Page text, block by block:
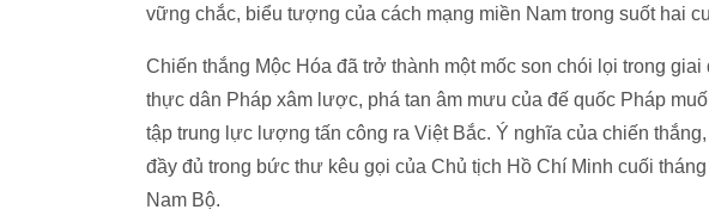
vững chắc, biểu tượng của cách mạng miền Nam trong suốt hai
Chiến thắng Mộc Hóa đã trở thành một mốc son chói lọi trong
thực dân Pháp xâm lược, phá tan âm mưu của đế quốc Pháp
tập trung lực lượng tấn công ra Việt Bắc. Ý nghĩa của chiến
đầy đủ trong bức thư kêu gọi của Chủ tịch Hồ Chí Minh cuối
Nam Bộ.